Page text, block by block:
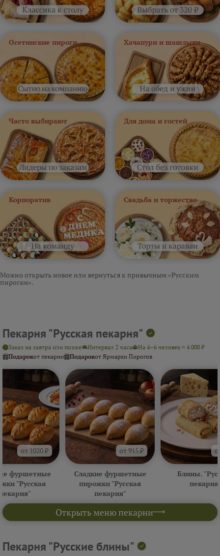
Осетинские пироги Хачапури и шашлыки
Часто выбирают Для дома и гостей
Корпоратив Свадьба и торжество
Можно открыть новое или вернуться к привычным «Русским
пирогам».
Пекарня "Русская пекарня"
Открыть меню пекарни
Заказ на завтра или позже Интервал 2 часа
На 4–6 человек ≈ 4 000 ₽
Подарокот пекарни Подарокот Ярмарки Пирогов
от 1020 ₽
фуршетные
"Русская
от 915 ₽
Сладкие фуршетные
пирожки "Русская
пекарня"
Блины.
Пекарня "Русские блины"